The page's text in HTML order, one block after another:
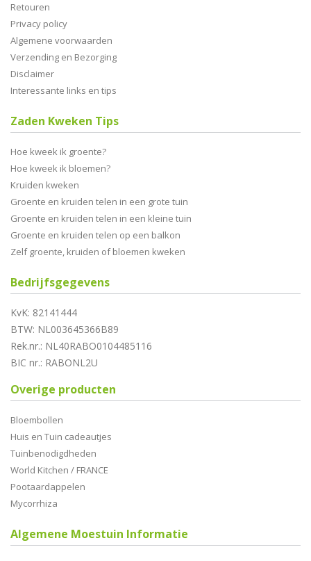
Retouren
Privacy policy
Algemene voorwaarden
Verzending en Bezorging
Disclaimer
Interessante links en tips
Zaden Kweken Tips
Hoe kweek ik groente?
Hoe kweek ik bloemen?
Kruiden kweken
Groente en kruiden telen in een grote tuin
Groente en kruiden telen in een kleine tuin
Groente en kruiden telen op een balkon
Zelf groente, kruiden of bloemen kweken
Bedrijfsgegevens
KvK: 82141444
BTW: NL003645366B89
Rek.nr.: NL40RABO0104485116
BIC nr.: RABONL2U
Overige producten
Bloembollen
Huis en Tuin cadeautjes
Tuinbenodigdheden
World Kitchen / FRANCE
Pootaardappelen
Mycorrhiza
Algemene Moestuin Informatie